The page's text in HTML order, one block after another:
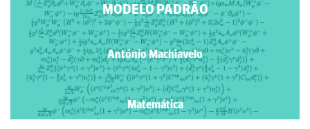
MODELO PADRÃO
António Machiavelo
Matemática